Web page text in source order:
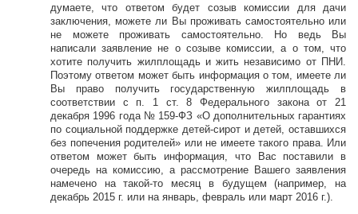
думаете, что ответом будет созыв комиссии для дачи
заключения, можете ли Вы проживать самостоятельно или
не можете проживать самостоятельно. Но ведь Вы
написали заявление не о созыве комиссии, а о том, что
хотите получить жилплощадь и жить независимо от ПНИ.
Поэтому ответом может быть информация о том, имеете ли
Вы право получить государственную жилплощадь в
соответствии с п. 1 ст. 8 Федерального закона от 21
декабря 1996 года № 159-ФЗ «О дополнительных гарантиях
по социальной поддержке детей-сирот и детей, оставшихся
без попечения родителей» или не имеете такого права. Или
ответом может быть информация, что Вас поставили в
очередь на комиссию, а рассмотрение Вашего заявления
намечено на такой-то месяц в будущем (например, на
декабрь 2015 г. или на январь, февраль или март 2016 г.).